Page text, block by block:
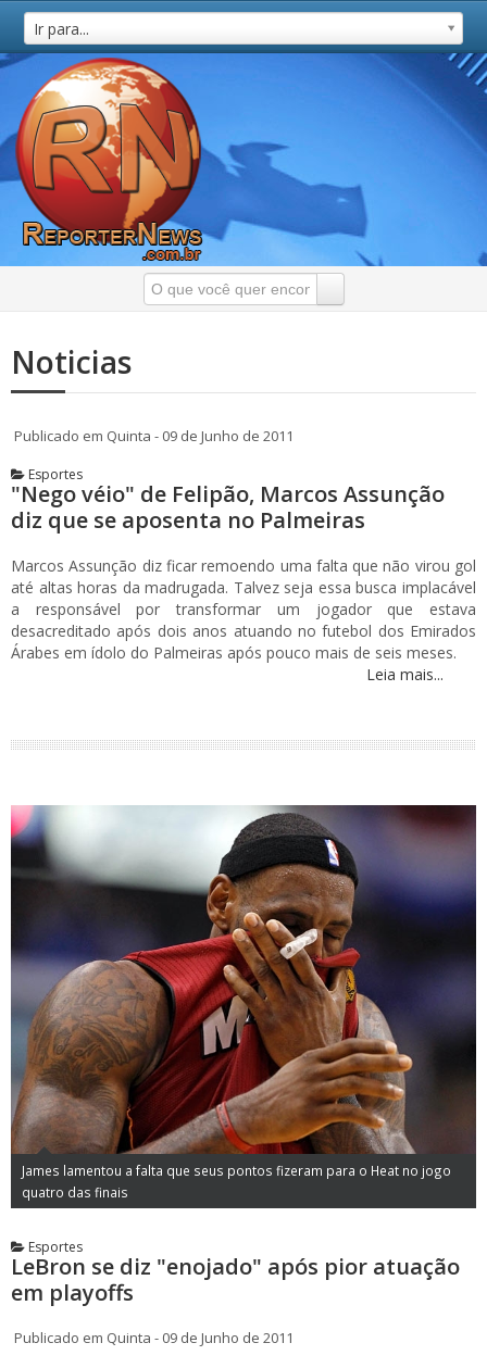
Ir para...
Noticias
Publicado em Quinta - 09 de Junho de 2011
Esportes
"Nego véio" de Felipão, Marcos Assunção
diz que se aposenta no Palmeiras
Marcos Assunção diz ficar remoendo uma falta que não virou gol
até altas horas da madrugada. Talvez seja essa busca implacável
a responsável por transformar um jogador que estava
desacreditado após dois anos atuando no futebol dos Emirados
Árabes em ídolo do Palmeiras após pouco mais de seis meses.
Leia mais...
James lamentou a falta que seus pontos fizeram para o Heat no jogo
quatro das finais
Esportes
LeBron se diz "enojado" após pior atuação
em playoffs
Publicado em Quinta - 09 de Junho de 2011